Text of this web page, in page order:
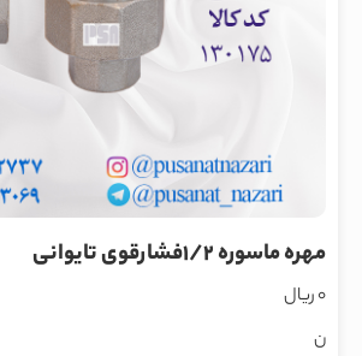
مهره ماسوره 1/2فشارقوی تایوانی
0 ریال
ن